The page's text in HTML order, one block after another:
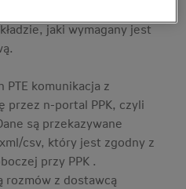
jaki wymagany jest
komunikacja z
przez n-portal PPK, czyli
są przekazywane
csv, który jest zgodny z
przy PPK .
rozmów z dostawcą